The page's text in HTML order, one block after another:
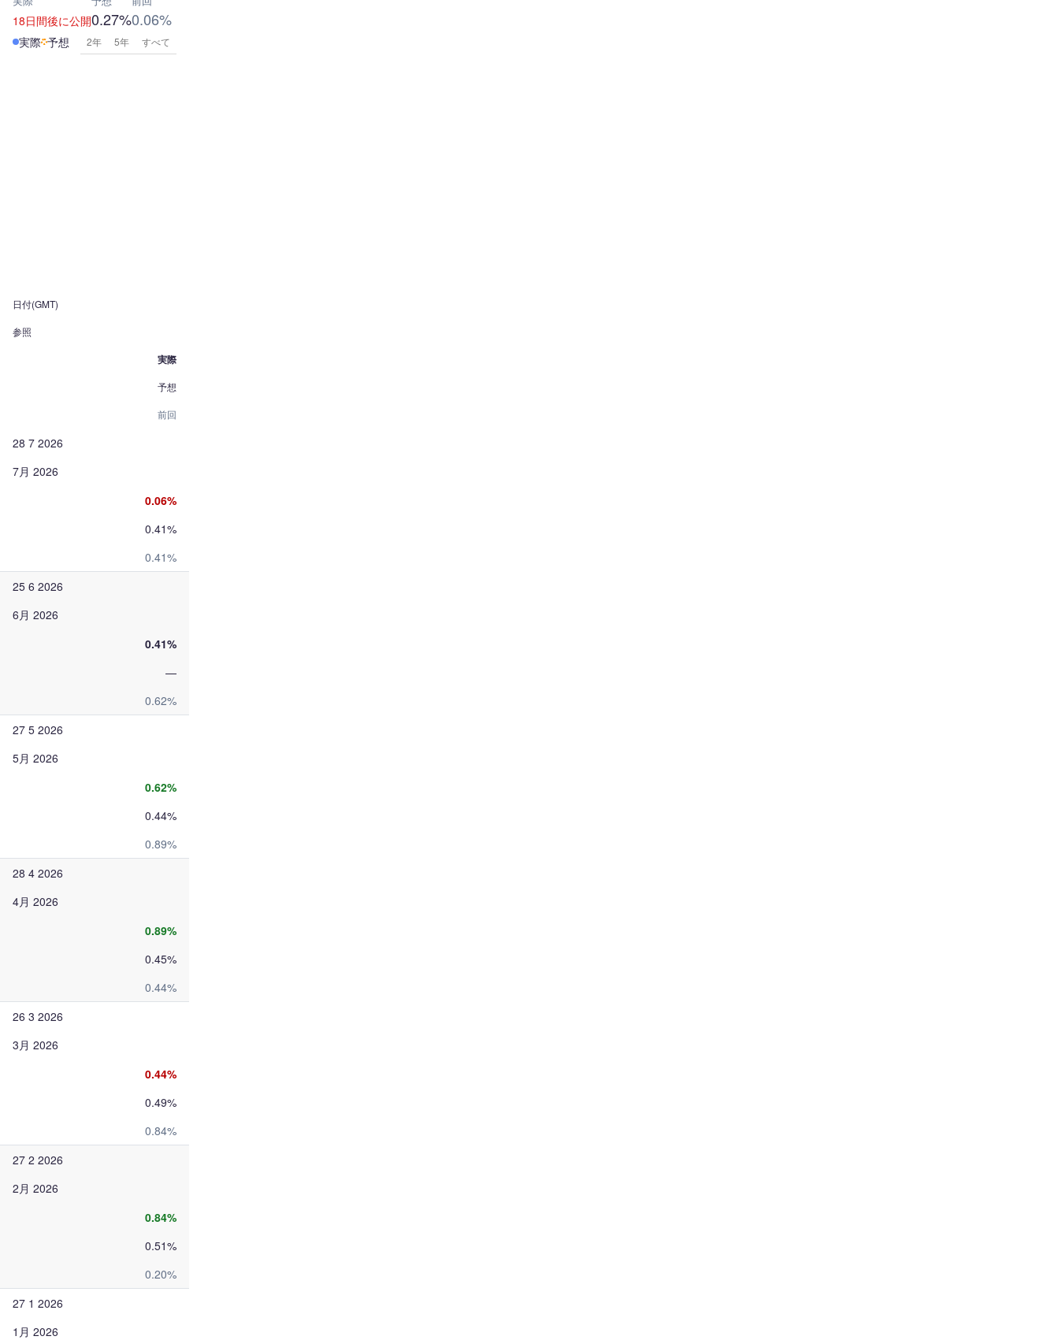
18日間後に公開0.27%0.06%
実際 予想 2年 5年 すべて
日付(GMT)
参照
実際
予想
前回
28 7 2026
7月 2026
0.06%
0.41%
0.41%
25 6 2026
6月 2026
0.41%
—
0.62%
27 5 2026
5月 2026
0.62%
0.44%
0.89%
28 4 2026
4月 2026
0.89%
0.45%
0.44%
26 3 2026
3月 2026
0.44%
0.49%
0.84%
27 2 2026
2月 2026
0.84%
0.51%
0.20%
27 1 2026
1月 2026